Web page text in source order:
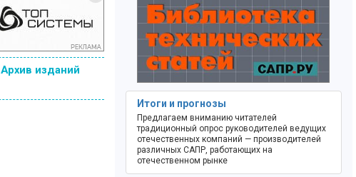
Архив изданий
Итоги и прогнозы
Предлагаем вниманию читателей
традиционный опрос руководителей ведущих
отечественных компаний — производителей
различных САПР, работающих на
отечественном рынке